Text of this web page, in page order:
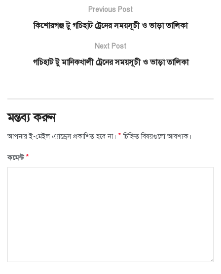
Previous Post
কিশোরগঞ্জ টু গচিহাট ট্রেনের সময়সূচী ও ভাড়া তালিকা
Next Post
গচিহাট টু মানিকখালী ট্রেনের সময়সূচী ও ভাড়া তালিকা
মন্তব্য করুন
আপনার ই-মেইল এ্যাড্রেস প্রকাশিত হবে না। * চিহ্নিত বিষয়গুলো আবশ্যক।
কমেন্ট*